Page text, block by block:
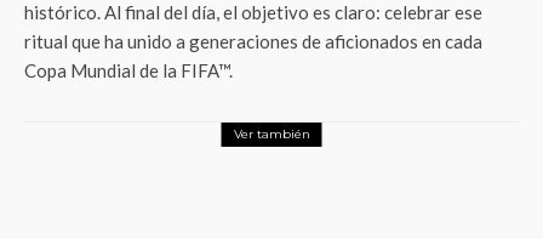
histórico. Al final del día, el objetivo es claro: celebrar ese
ritual que ha unido a generaciones de aficionados en cada
Copa Mundial de la FIFA™.
Ver también